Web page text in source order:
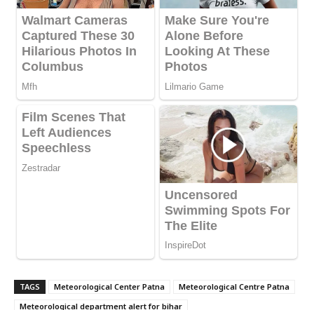
TAGS Meteorological Center Patna
Meteorological Centre Patna
Meteorological department alert for bihar